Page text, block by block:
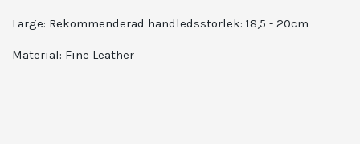
Large: Rekommenderad handledsstorlek: 18,5 - 20cm
Material: Fine Leather